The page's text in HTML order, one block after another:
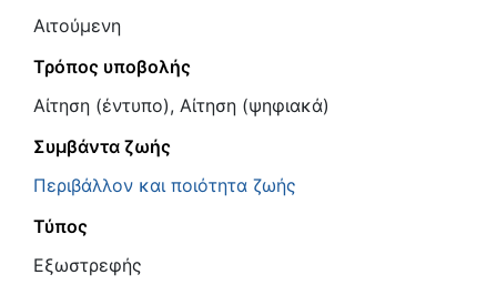
Αιτούμενη
Τρόπος υποβολής
Αίτηση (έντυπο), Αίτηση (ψηφιακά)
Συμβάντα ζωής
Περιβάλλον και ποιότητα ζωής
Τύπος
Εξωστρεφής